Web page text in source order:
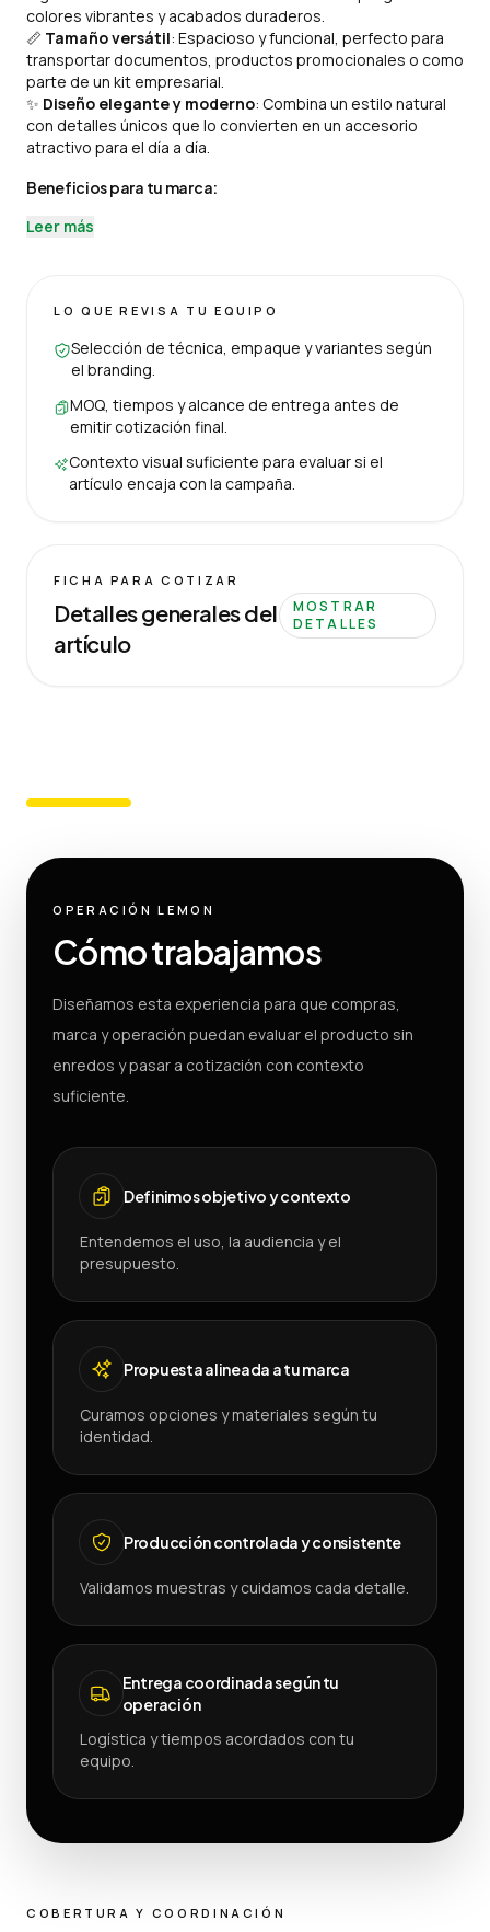
colores vibrantes y acabados duraderos.
📏 Tamaño versátil: Espacioso y funcional, perfecto para
transportar documentos, productos promocionales o como
parte de un kit empresarial.
✨ Diseño elegante y moderno: Combina un estilo natural
con detalles únicos que lo convierten en un accesorio
atractivo para el día a día.
Beneficios para tu marca:
Leer más
LO QUE REVISA TU EQUIPO
Selección de técnica, empaque y variantes según
el branding.
MOQ, tiempos y alcance de entrega antes de
emitir cotización final.
Contexto visual suficiente para evaluar si el
artículo encaja con la campaña.
FICHA PARA COTIZAR
Detalles generales del
artículo
MOSTRAR
DETALLES
OPERACIÓN LEMON
Cómo trabajamos
Diseñamos esta experiencia para que compras,
marca y operación puedan evaluar el producto sin
enredos y pasar a cotización con contexto
suficiente.
Definimos objetivo y contexto
Entendemos el uso, la audiencia y el
presupuesto.
Propuesta alineada a tu marca
Curamos opciones y materiales según tu
identidad.
Producción controlada y consistente
Validamos muestras y cuidamos cada detalle.
Entrega coordinada según tu
operación
Logística y tiempos acordados con tu
equipo.
COBERTURA Y COORDINACIÓN